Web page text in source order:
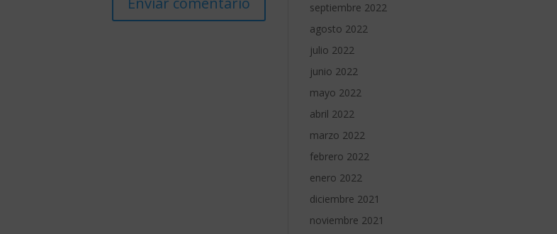
septiembre 2022
agosto 2022
julio 2022
junio 2022
mayo 2022
abril 2022
marzo 2022
febrero 2022
enero 2022
diciembre 2021
noviembre 2021